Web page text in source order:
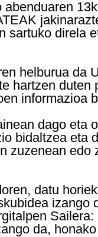
sartuko direla
helburua da
hartzen
informazioa
dago eta
bidaltzea eta
zuzenean
datu
da,